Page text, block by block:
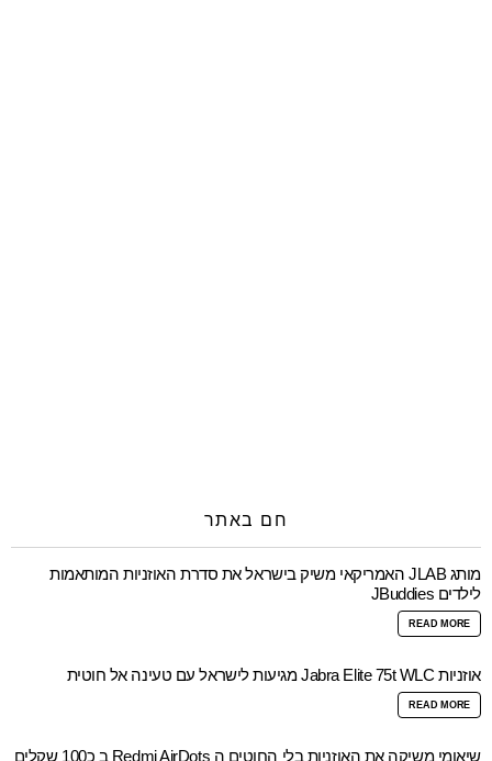
חם באתר
מותג JLAB האמריקאי משיק בישראל את סדרת האוזניות המותאמות
לילדים JBuddies
READ MORE
אוזניות Jabra Elite 75t WLC מגיעות לישראל עם טעינה אל חוטית
READ MORE
שיאומי משיקה את האוזניות בלי החוטים ה Redmi AirDots ב כ100 שקלים